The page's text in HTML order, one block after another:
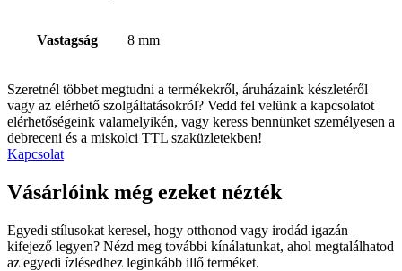
Vastagság 8 mm
Szeretnél többet megtudni a termékekről, áruházaink készletéről
vagy az elérhető szolgáltatásokról? Vedd fel velünk a kapcsolatot
elérhetőségeink valamelyikén, vagy keress bennünket személyesen a
debreceni és a miskolci TTL szaküzletekben!
Kapcsolat
Vásárlóink még ezeket nézték
Egyedi stílusokat keresel, hogy otthonod vagy irodád igazán
kifejező legyen? Nézd meg további kínálatunkat, ahol megtalálhatod
az egyedi ízlésedhez leginkább illő terméket.